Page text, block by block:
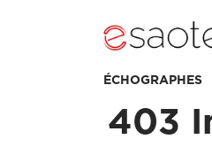
ÉCHOGRAPHES
403